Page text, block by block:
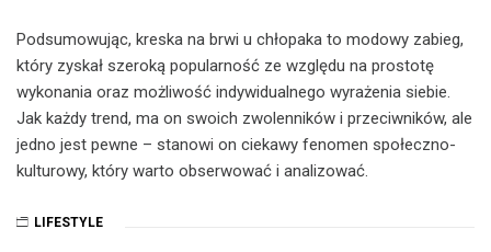
Podsumowując, kreska na brwi u chłopaka to modowy zabieg,
który zyskał szeroką popularność ze względu na prostotę
wykonania oraz możliwość indywidualnego wyrażenia siebie.
Jak każdy trend, ma on swoich zwolenników i przeciwników, ale
jedno jest pewne – stanowi on ciekawy fenomen społeczno-
kulturowy, który warto obserwować i analizować.
LIFESTYLE